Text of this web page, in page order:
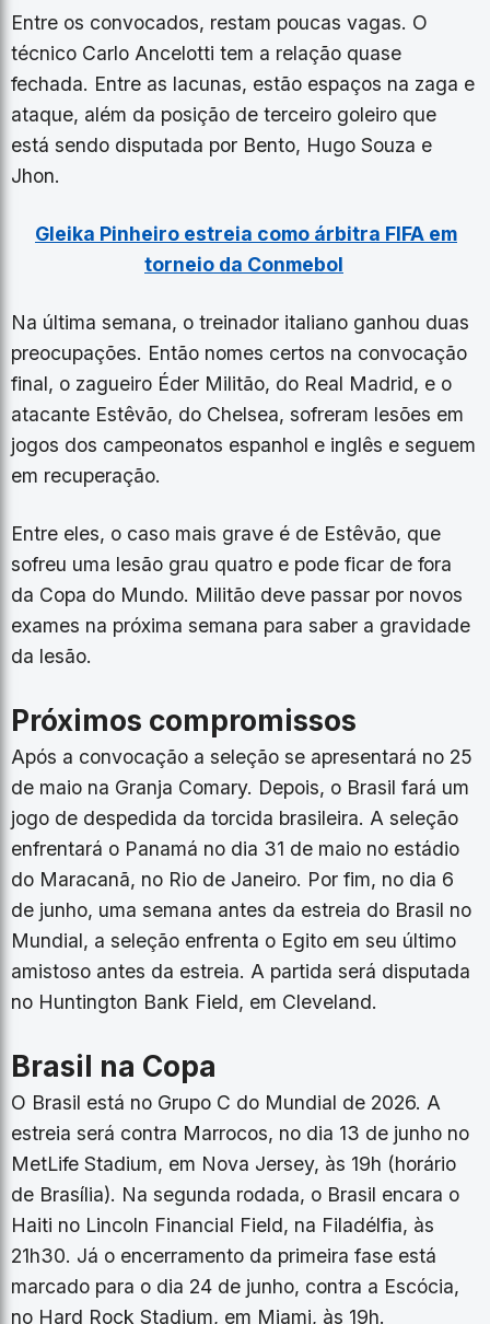
Entre os convocados, restam poucas vagas. O
técnico Carlo Ancelotti tem a relação quase
fechada. Entre as lacunas, estão espaços na zaga e
ataque, além da posição de terceiro goleiro que
está sendo disputada por Bento, Hugo Souza e
Jhon.
Gleika Pinheiro estreia como árbitra FIFA em
torneio da Conmebol
Na última semana, o treinador italiano ganhou duas
preocupações. Então nomes certos na convocação
final, o zagueiro Éder Militão, do Real Madrid, e o
atacante Estêvão, do Chelsea, sofreram lesões em
jogos dos campeonatos espanhol e inglês e seguem
em recuperação.
Entre eles, o caso mais grave é de Estêvão, que
sofreu uma lesão grau quatro e pode ficar de fora
da Copa do Mundo. Militão deve passar por novos
exames na próxima semana para saber a gravidade
da lesão.
Próximos compromissos
Após a convocação a seleção se apresentará no 25
de maio na Granja Comary. Depois, o Brasil fará um
jogo de despedida da torcida brasileira. A seleção
enfrentará o Panamá no dia 31 de maio no estádio
do Maracanã, no Rio de Janeiro. Por fim, no dia 6
de junho, uma semana antes da estreia do Brasil no
Mundial, a seleção enfrenta o Egito em seu último
amistoso antes da estreia. A partida será disputada
no Huntington Bank Field, em Cleveland.
Brasil na Copa
O Brasil está no Grupo C do Mundial de 2026. A
estreia será contra Marrocos, no dia 13 de junho no
MetLife Stadium, em Nova Jersey, às 19h (horário
de Brasília). Na segunda rodada, o Brasil encara o
Haiti no Lincoln Financial Field, na Filadélfia, às
21h30. Já o encerramento da primeira fase está
marcado para o dia 24 de junho, contra a Escócia,
no Hard Rock Stadium, em Miami, às 19h.